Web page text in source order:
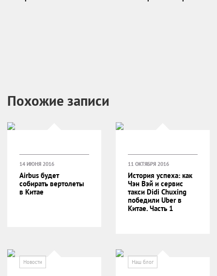
Похожие записи
Новости
14 ИЮНЯ 2016
Airbus будет
собирать вертолеты
в Китае
Наш блог
11 ОКТЯБРЯ 2016
История успеха: как
Чэн Вэй и сервис
такси Didi Chuxing
победили Uber в
Китае. Часть 1